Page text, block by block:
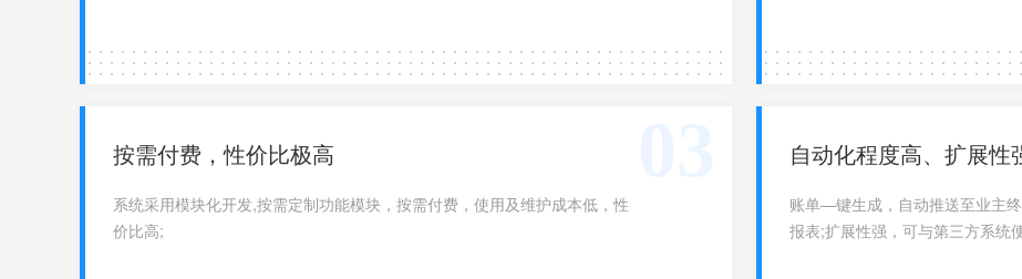
按需付费，性价比极高
系统采用模块化开发,按需定制功能模块，按需付费，使用及维护成本低，性
价比高;
按需付费，性价比极高
系统采用模块化开发,按需定制功能模块，按需付费，使用及维护成本低，性
价比高;
自动化程度高、扩展性
账单—键生成，自动推送至业主
报表;扩展性强，可与第三方系统
自动化程度高、扩展性
账单—键生成，自动推送至业主终
表;扩展性强，可与第三方系统便